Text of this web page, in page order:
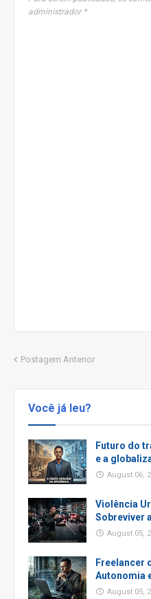
administrador *
Postagem Anterior
Você já leu?
Futuro do
e a
August 06,
Violência
Sobreviver
August 05,
Freelancer
Autonomia
August 05,